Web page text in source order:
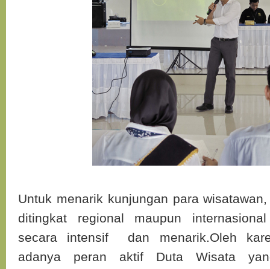
Untuk menarik kunjungan para
ditingkat regional maupun
secara intensif dan menarik.Oleh
adanya peran aktif Duta Wisata